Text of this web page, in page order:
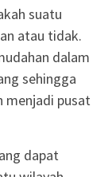
suatu
atau tidak.
dalam
sehingga
menjadi pusat
dapat